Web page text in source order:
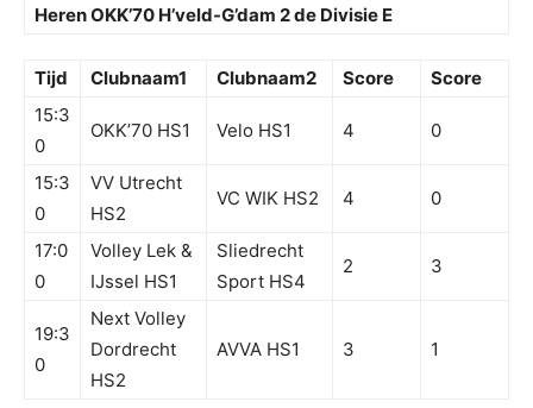
Heren OKK’70 H’veld-G’dam 2 de Divisie E
Tijd Clubnaam1 Clubnaam2 Score
Score
15:3
0
OKK’70 HS1 Velo HS1 4 0
15:3
0
VV Utrecht
HS2
VC WIK HS2 4 0
17:0
0
Volley Lek &
IJssel HS1
Sliedrecht
Sport HS4
2 3
19:3
0
Next Volley
Dordrecht
HS2
AVVA HS1 3 1